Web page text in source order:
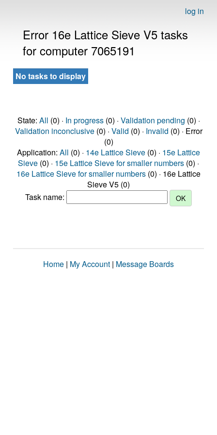
log in
Error 16e Lattice Sieve V5 tasks
for computer 7065191
No tasks to display
State: All (0) · In progress(0) · Validation pending (0) ·
Validation inconclusive(0) · Valid (0) · Invalid (0) · Error
(0)
Application: All (0) · 14e Lattice Sieve (0) · 15e Lattice
Sieve (0) · 15e Lattice Sieve for smaller numbers (0) ·
16e Lattice Sieve for smaller numbers (0) · 16e Lattice
Sieve V5 (0)
Task name:
Home | My Account | Message Boards